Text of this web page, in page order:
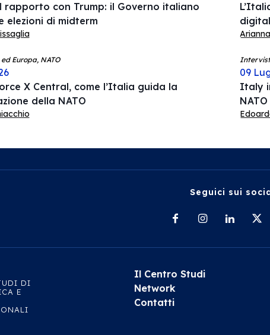
rapporto con Trump: il Governo italiano
elezioni di midterm
Europa, NATO
X Central, come l’Italia guida la
della NATO
09
Italy
Seguici sui
DI
E
Il Centro Studi
Network
Contatti